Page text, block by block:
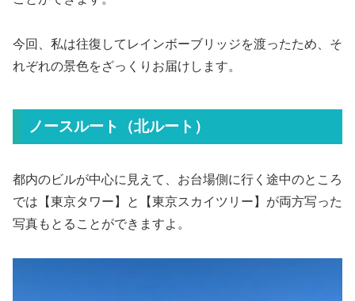
今回、私は往復してレインボーブリッジを渡ったため、そ
れぞれの景色をざっくりお届けします。
ノースルート（北ルート）
都内のビルが中心に見えて、お台場側に行く途中のところ
では【東京タワー】と【東京スカイツリー】が両方写った
写真もとることができますよ。